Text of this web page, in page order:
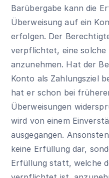
Barübergabe kann die
Überweisung auf ein
erfolgen. Der
verpflichtet, eine solche
anzunehmen. Hat der
Konto als Zahlungsziel
hat er schon bei
Überweisungen
wird von einem
ausgegangen.
keine Erfüllung dar,
Erfüllung statt, welche